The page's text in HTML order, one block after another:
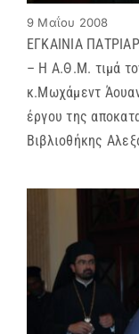
9 Μαΐου 2008
ΕΓΚΑΙΝΙΑ
– Η Α.Θ.Μ. τιμά
κ.Μωχάμεντ
έργου της
Βιβλιοθήκης